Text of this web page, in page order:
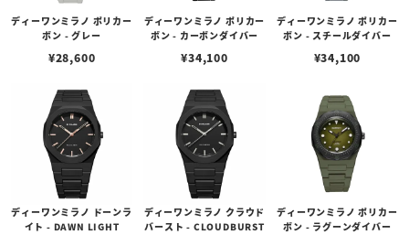
ディーワンミラノ ポリカー
ボン - グレー
¥28,600
ディーワンミラノ ポリカー
ボン - カーボンダイバー
¥34,100
ディーワンミラノ ポリカー
ボン - スチールダイバー
¥34,100
ディーワンミラノ ドーンラ
イト - DAWN LIGHT
ディーワンミラノ クラウド
バースト - CLOUDBURST
ディーワンミラノ ポリカー
ボン - ラグーンダイバー